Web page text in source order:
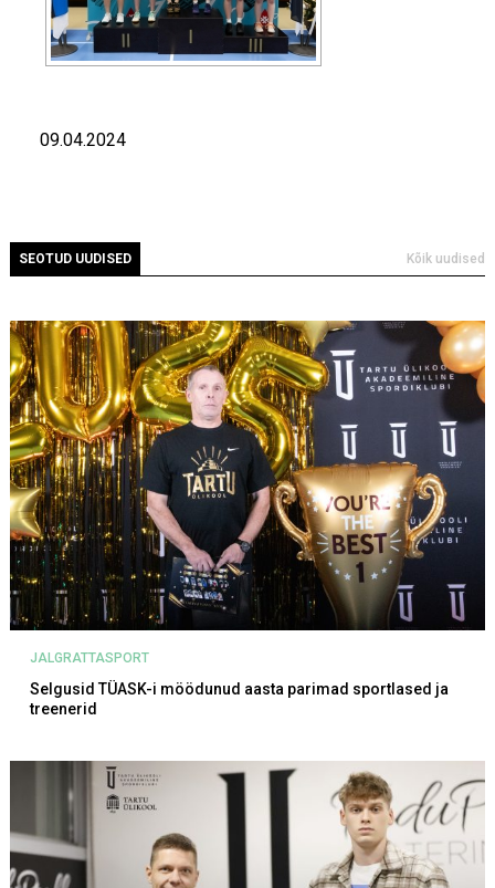
09.04.2024
SEOTUD UUDISED Kõik uudised
JALGRATTASPORT
Selgusid TÜASK-i möödunud aasta parimad sportlased ja
treenerid